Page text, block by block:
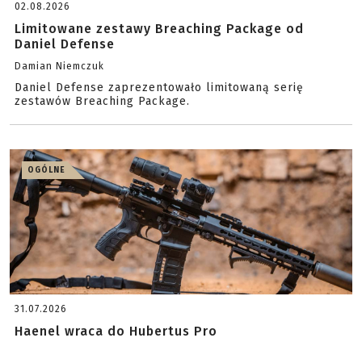
02.08.2026
Limitowane zestawy Breaching Package od
Daniel Defense
Damian Niemczuk
Daniel Defense zaprezentowało limitowaną serię
zestawów Breaching Package.
OGÓLNE
31.07.2026
Haenel wraca do Hubertus Pro